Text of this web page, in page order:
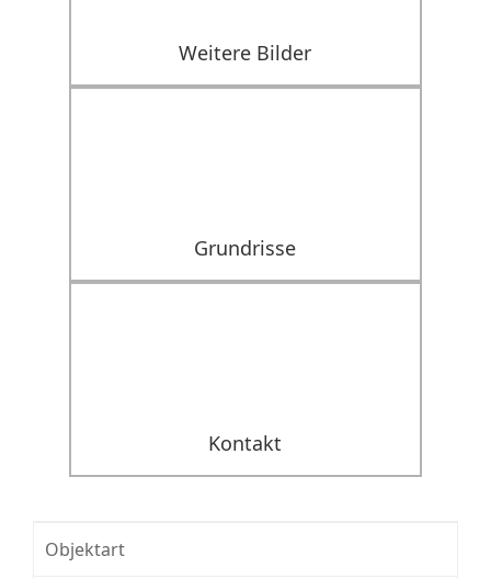
Weitere Bilder
Grundrisse
Kontakt
Objektart